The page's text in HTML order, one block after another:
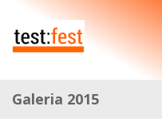
Galeria 2015